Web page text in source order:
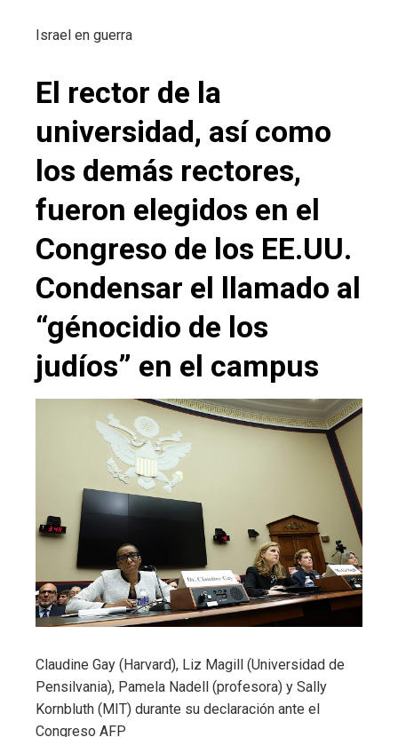
Israel en guerra
El rector de la
universidad, así como
los demás rectores,
fueron elegidos en el
Congreso de los EE.UU.
Condensar el llamado al
“génocidio de los
judíos” en el campus
Claudine Gay (Harvard), Liz Magill (Universidad de
Pensilvania), Pamela Nadell (profesora) y Sally
Kornbluth (MIT) durante su declaración ante el
Congreso AFP